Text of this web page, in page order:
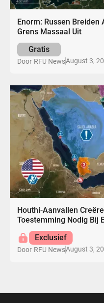
Enorm: Russen Breiden
Grens Massaal Uit
Gratis
Door RFU NewsAugust 3,
Houthi-Aanvallen
Toestemming Nodig Bij
Exclusief
Door RFU NewsAugust 3,